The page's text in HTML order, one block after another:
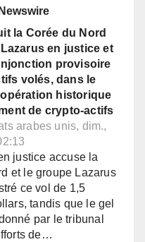
la Corée du Nord
en justice et
provisoire
volés, dans le
historique
de crypto-actifs
arabes unis, dim.,
justice accuse la
et le groupe Lazarus
ce vol de 1,5
tandis que le gel
par le tribunal
de…